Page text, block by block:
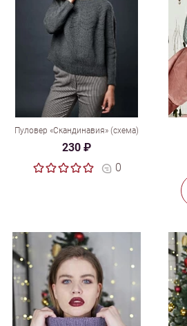
Пуловер «Скандинавия» (схема)
230 ₽
0